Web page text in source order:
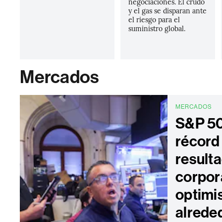
y el gas se disparan ante
el riesgo para el
suministro global.
Mercados
MERCADOS
S&P